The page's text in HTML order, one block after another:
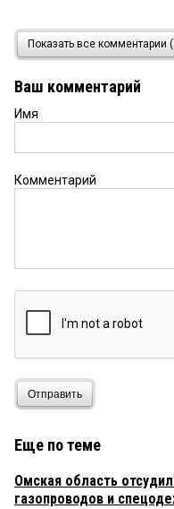
парамон
он общак
встречу
Милон
нибудь ищет?
кто то
Странная
Показать все комментарии
Ваш комментарий
Имя
Комментарий
Отправить
Еще по теме
Омская область
газопроводов и